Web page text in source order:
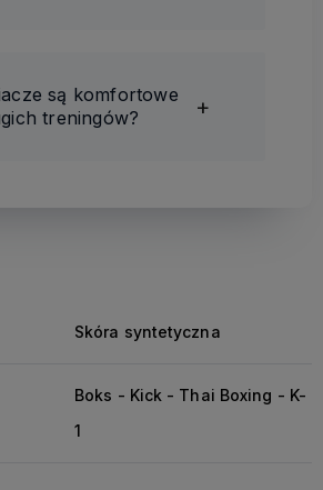
są komfortowe
treningów?
Skóra syntetyczna
Boks - Kick - Thai Boxing - K-
1